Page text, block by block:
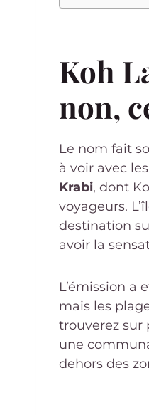
Koh
non,
Le nom fait
à voir avec
Krabi, dont
voyageurs.
destination
avoir la
L’émission
mais les
trouverez sur
une
dehors des